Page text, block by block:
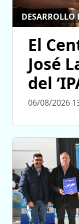
DESARROLLO
El
José
del
06/08/2026